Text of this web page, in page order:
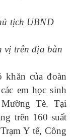
tịch UBND
vị trên địa bàn
khăn của đoàn
em học sinh
Tè. Tại
trên 160 suất
Y tế, Công